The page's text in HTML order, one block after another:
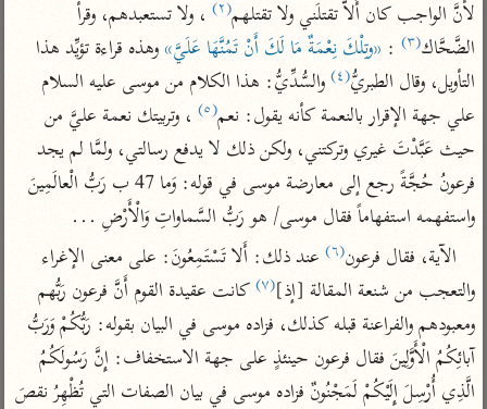
جمع الأقوال
تفسير ابن الجوزي
تفسير الماوردي
منتقاة
تفسير ابن القيم
تفسير ابن تيمية
عامّة
تفسير السمعاني
تفسير مكّي
تفسير الرازي
أخرى
أضواء البيان
نظم الدرر للبقاعي
لغة وبلاغة
التحرير والتنوير
المحرر الوجيز لابن
عطية
البحر المحيط لأبي
تفسير ابن عثيمين
مركَّزة العبارة
تفسير الجلالين
جامع البيان للإيجي
تفسير البيضاوي
تفسير النسفي
الوجيز للواحدي
تفسير ابن أبي زمنين
لأَنَّ الواجب كان أَلاَّ تقتلَني ولا تقتلهم(٢)
الضَّحَّاك(٣) : «وتِلْكَ نِعْمَةٌ مَا لَكَ أَنْ تَمُنَّهَا عَلَيَّ»
التأويل، وقال الطبريُّ(٤)
علي جهة الإقرار بالنعمة كأنه يقول: نعم(٥)
واستفهمه استفهاماً فقال موسى/ هو رَبُّ السَّماواتِ وَالْأَرْضِ ...
الآية، فقال فرعون(٦)
والتعجب من شنعة المقالة [إذ](٧)